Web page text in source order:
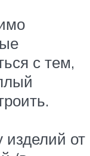
с тем,
от